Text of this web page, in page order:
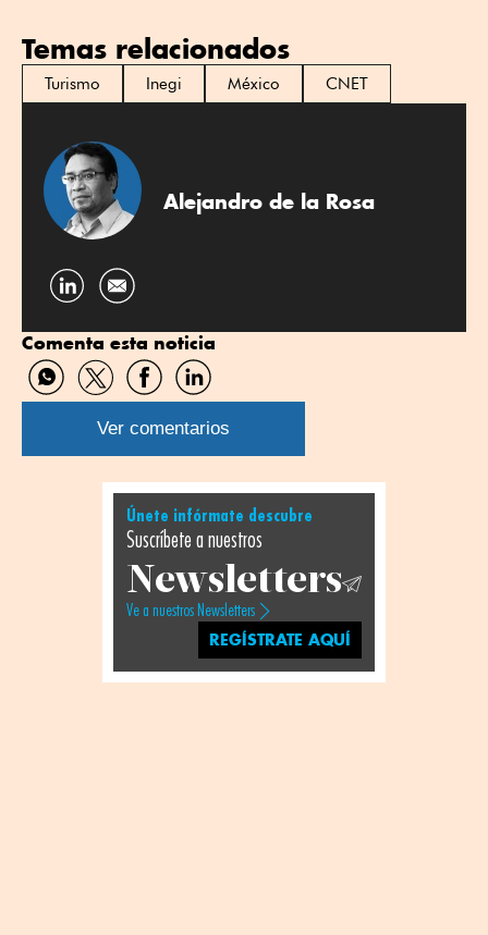
Temas relacionados
Turismo Inegi México CNET
Alejandro de la Rosa
Compartir
Linkedin
Comenta esta noticia
Compartir
por
WhatsApp
Compartir
por
Twitter
Compartir
por
Facebook
Compartir
por
Linkedin
Ver comentarios
Únete infórmate descubre
Suscríbete a nuestros
Newsletters
Ve a nuestros Newsletters
REGÍSTRATE AQUÍ